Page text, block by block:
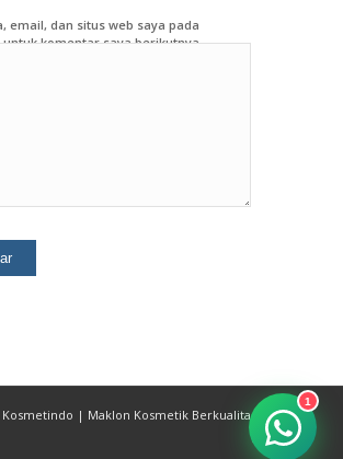
email, dan situs web saya pada
komentar saya berikutnya.
Kosmetindo | Maklon Kosmetik Berkualitas
1